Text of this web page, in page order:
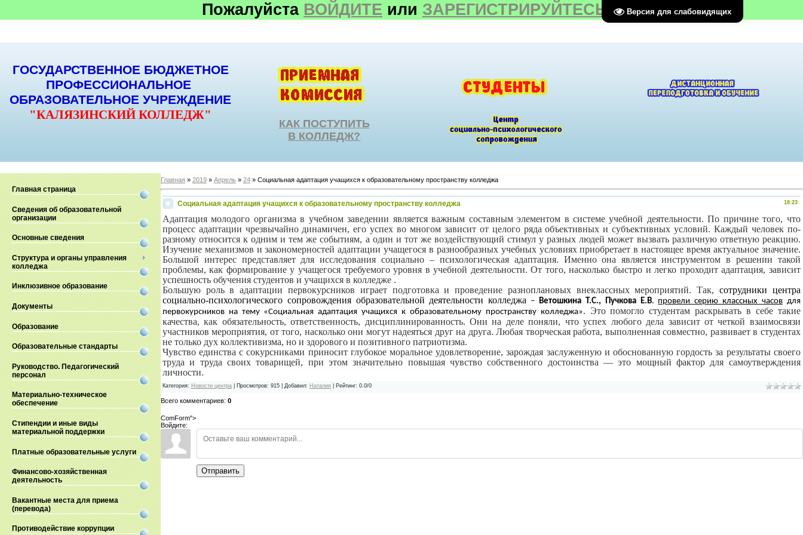
Версия для слабовидящих
Пожалуйста ВОЙДИТЕ или ЗАРЕГИСТРИРУЙТЕСЬ
ГОСУДАРСТВЕННОЕ БЮДЖЕТНОЕ
ПРОФЕССИОНАЛЬНОЕ
ОБРАЗОВАТЕЛЬНОЕ УЧРЕЖДЕНИЕ
"КАЛЯЗИНСКИЙ КОЛЛЕДЖ"
КАК ПОСТУПИТЬ
В КОЛЛЕДЖ?
Главная страница
Сведения об образовательной
организации
Основные сведения
Структура и органы управления
колледжа
Инклюзивное образование
Документы
Образование
Образовательные стандарты
Руководство. Педагогический
персонал
Материально-техническое
обеспечение
Стипендии и иные виды
материальной поддержки
Платные образовательные услуги
Финансово-хозяйственная
деятельность
Вакантные места для приема
(перевода)
Противодействие коррупции
Главная» 2019 » Апрель » 24» Социальная адаптация учащихся к образовательному пространству колледжа
18:23
Социальная адаптация учащихся к образовательному пространству колледжа
Адаптация молодого организма в учебном заведении является важным составным элементом в системе учебной деятельности. По причине того, что
процесс адаптации чрезвычайно динамичен, его успех во многом зависит от целого ряда объективных и субъективных условий. Каждый человек по-
разному относится к одним и тем же событиям, а один и тот же воздействующий стимул у разных людей может вызвать различную ответную реакцию.
Изучение механизмов и закономерностей адаптации учащегося в разнообразных учебных условиях приобретает в настоящее время актуальное значение.
Большой интерес представляет для исследования социально – психологическая адаптация. Именно она является инструментом в решении такой
проблемы, как формирование у учащегося требуемого уровня в учебной деятельности. От того, насколько быстро и легко проходит адаптация, зависит
успешность обучения студентов и учащихся в колледже .
Большую роль в адаптации первокурсников играет подготовка и проведение разноплановых внеклассных мероприятий. Так,сотрудники центра
социально-психологического сопровождения образовательной деятельности колледжа – Ветошкина Т.С., Пучкова Е.В. провели серию классных часовдля
первокурсников на тему «Социальная адаптация учащихся к образовательному пространству колледжа».
Это помогло студентам раскрывать в себе такие
качества, как обязательность, ответственность, дисциплинированность. Они на деле поняли, что успех любого дела зависит от четкой взаимосвязи
участников мероприятия, от того, насколько они могут надеяться друг на друга. Любая творческая работа, выполненная совместно, развивает в студентах
не только дух коллективизма, но и здорового и позитивного патриотизма.
Чувство единства с сокурсниками приносит глубокое моральное удовлетворение, зарождая заслуженную и обоснованную гордость за результаты своего
труда и труда своих товарищей, при этом значительно повышая чувство собственного достоинства — это мощный фактор для самоутверждения
личности.
Категория: Новости центра| Просмотров: 915| Добавил: Наталия Рейтинг: 0.0/0
Всего комментариев: 0
ComForm">
Войдите:
Отправить